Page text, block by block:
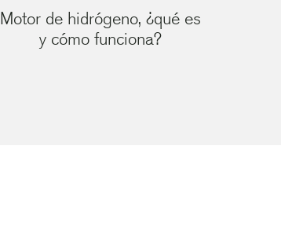
Motor de hidrógeno, ¿qué es
y cómo funciona?